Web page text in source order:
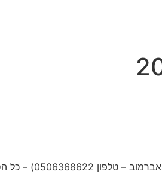
– קניון ווירטואלי למכירת מוצרים